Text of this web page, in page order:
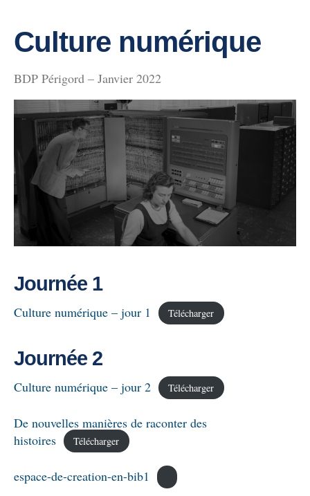
Culture numérique
BDP Périgord – Janvier 2022
Journée 1
Culture numérique – jour 1 Télécharger
Journée 2
Culture numérique – jour 2 Télécharger
De nouvelles manières de raconter des
histoires
Télécharger
espace-de-creation-en-bib1